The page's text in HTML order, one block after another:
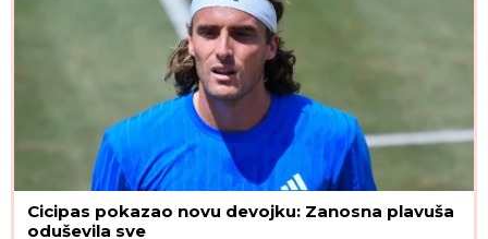
Cicipas pokazao novu devojku: Zanosna plavuša
oduševila sve